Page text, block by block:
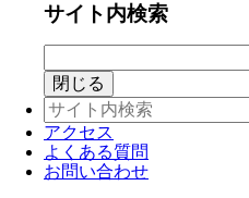
サイト内検索
閉じる
アクセス
よくある質問
お問い合わせ